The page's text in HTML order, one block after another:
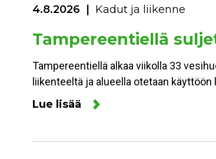
4.8.2026 Kadut ja liikenne
Tampereentiellä
Tampereentiellä alkaa viikolla 33
liikenteeltä ja alueella otetaan
Lue lisää